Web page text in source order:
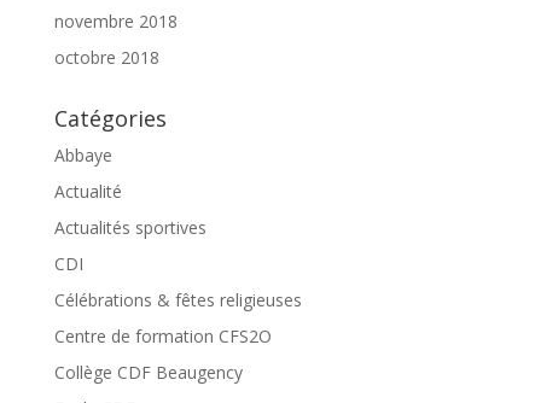
novembre 2018
octobre 2018
Catégories
Abbaye
Actualité
Actualités sportives
CDI
Célébrations & fêtes religieuses
Centre de formation CFS2O
Collège CDF Beaugency